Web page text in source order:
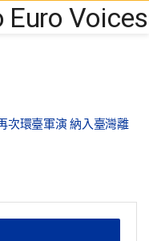
環臺軍演 納入臺灣離